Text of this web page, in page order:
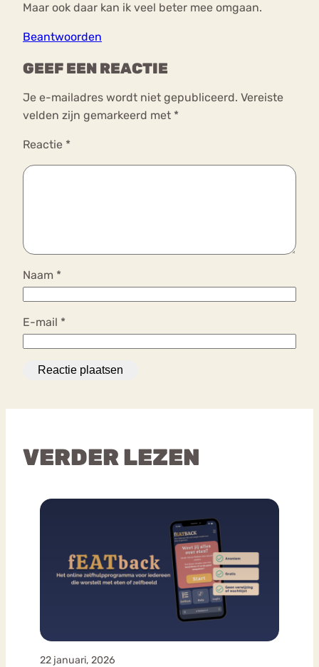
Maar ook daar kan ik veel beter mee omgaan.
Beantwoorden
GEEF EEN REACTIE
Je e-mailadres wordt niet gepubliceerd. Vereiste
velden zijn gemarkeerd met *
Reactie *
Naam *
E-mail *
VERDER LEZEN
22 januari, 2026